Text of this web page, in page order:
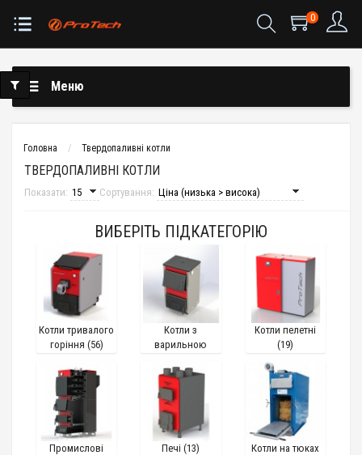
0
Меню
Головна Твердопаливні котли
ТВЕРДОПАЛИВНІ КОТЛИ
Показати: Сортування:
ВИБЕРІТЬ ПІДКАТЕГОРІЮ
Котли тривалого
горіння (56)
Котли з
варильною
Котли пелетні
(19)
Промислові
Печі (13)
Котли на тюках